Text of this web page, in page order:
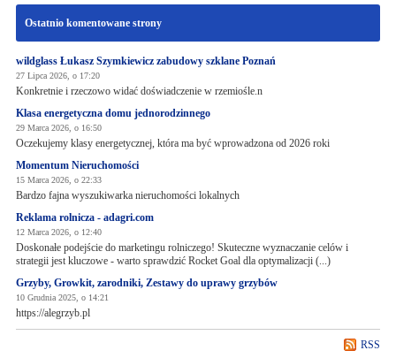
Ostatnio komentowane strony
wildglass Łukasz Szymkiewicz zabudowy szklane Poznań
27 Lipca 2026, o 17:20
Konkretnie i rzeczowo widać doświadczenie w rzemiośle.n
Klasa energetyczna domu jednorodzinnego
29 Marca 2026, o 16:50
Oczekujemy klasy energetycznej, która ma być wprowadzona od 2026 roki
Momentum Nieruchomości
15 Marca 2026, o 22:33
Bardzo fajna wyszukiwarka nieruchomości lokalnych
Reklama rolnicza - adagri.com
12 Marca 2026, o 12:40
Doskonałe podejście do marketingu rolniczego! Skuteczne wyznaczanie celów i
strategii jest kluczowe - warto sprawdzić Rocket Goal dla optymalizacji (...)
Grzyby, Growkit, zarodniki, Zestawy do uprawy grzybów
10 Grudnia 2025, o 14:21
https://alegrzyb.pl
RSS